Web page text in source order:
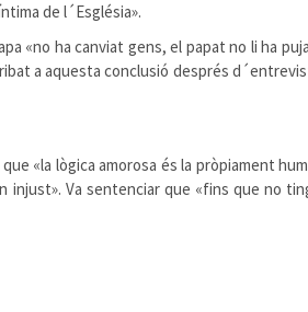
de l´Església».
«no ha canviat gens, el papat no li ha
a aquesta conclusió després
«la lògica amorosa és la pròpiament
injust». Va sentenciar que «fins que no